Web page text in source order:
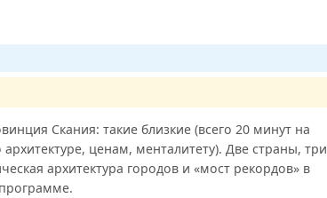
Скания: такие близкие (всего 20 минут на
ценам, менталитету). Две страны, три
архитектура городов и «мост рекордов» в